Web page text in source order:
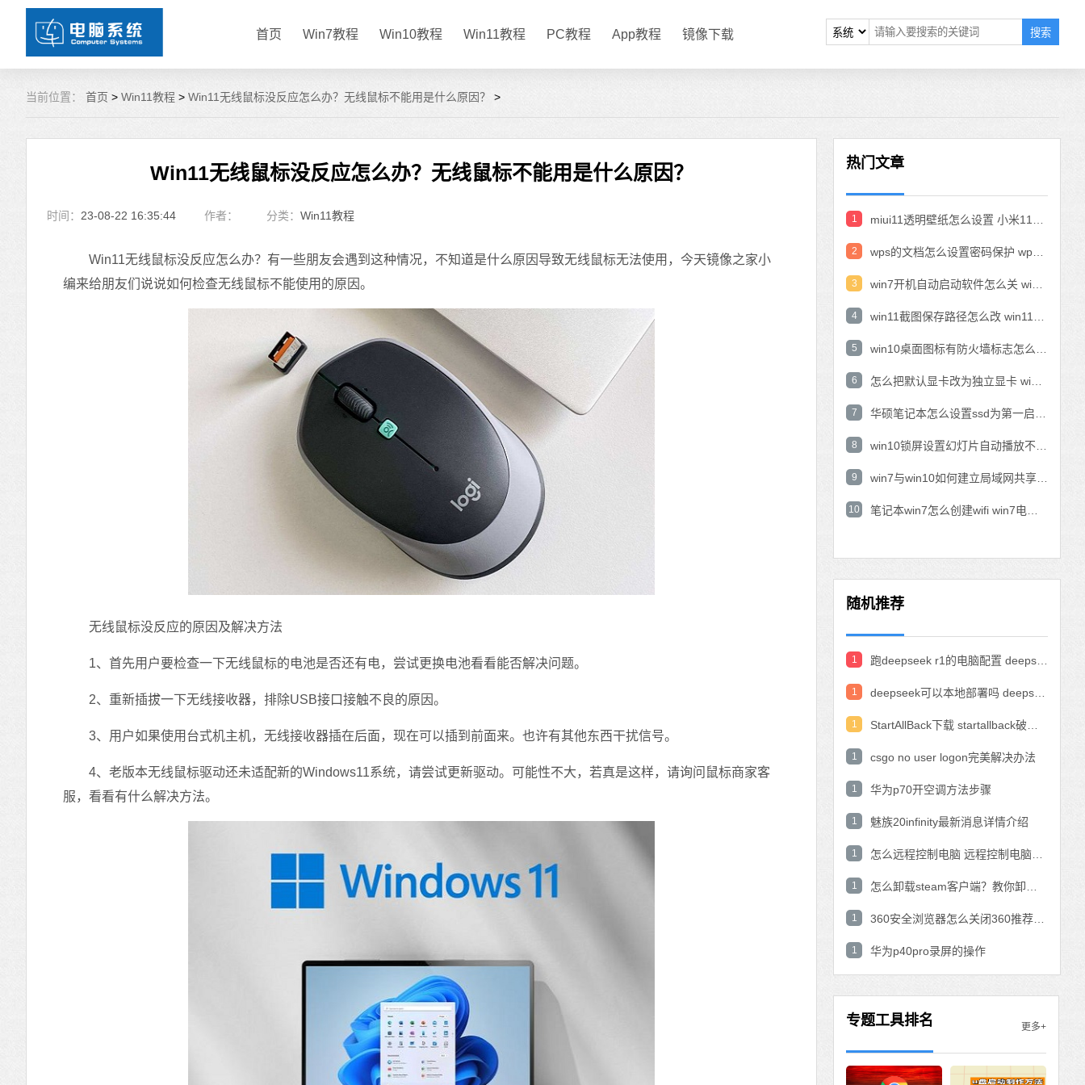
首页 Win7教程 Win10教程 Win11教程 PC教程 App教程 镜像下载 搜索
当前位置： 首页 > Win11教程 > Win11无线鼠标没反应怎么办？无线鼠标不能用是什么原因？ >
Win11无线鼠标没反应怎么办？无线鼠标不能用是什么原因？
时间： 23-08-22 16:35:44 作者： 分类： Win11教程
Win11无线鼠标没反应怎么办？有一些朋友会遇到这种情况，不知道是什么原因导致无线鼠标无法使用，今天镜像之家小
编来给朋友们说说如何检查无线鼠标不能使用的原因。
无线鼠标没反应的原因及解决方法
1、首先用户要检查一下无线鼠标的电池是否还有电，尝试更换电池看看能否解决问题。
2、重新插拔一下无线接收器，排除USB接口接触不良的原因。
3、用户如果使用台式机主机，无线接收器插在后面，现在可以插到前面来。也许有其他东西干扰信号。
4、老版本无线鼠标驱动还未适配新的Windows11系统，请尝试更新驱动。可能性不大，若真是这样，请询问鼠标商家客
服，看看有什么解决方法。
热门文章
1
2
3
4
5
6
7
8
9
10
随机推荐
1
1
1
1 csgo no user logon完美解决办法
1 华为p70开空调方法步骤
1 魅族20infinity最新消息详情介绍
1
1
1
1 华为p40pro录屏的操作
专题工具排名 更多+